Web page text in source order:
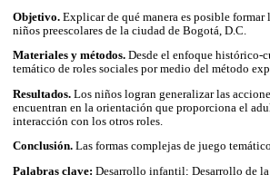
Objetivo. Explicar de qué manera es posible
niños preescolares de la ciudad de Bogotá, D.C.
Materiales y métodos. Desde el enfoque histórico-
temático de roles sociales por medio del método
Resultados. Los niños logran generalizar las
encuentran en la orientación que proporciona el
interacción con los otros roles.
Conclusión. Las formas complejas de juego
Palabras clave: Desarrollo infantil; Desarrollo de